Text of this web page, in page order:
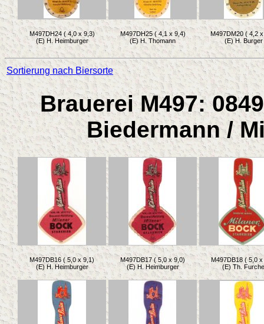
M497DH24 ( 4,0 x 9,3)
(E) H. Heimburger
M497DH25 ( 4,1 x 9,4)
(E) H. Thomann
M497DM20 ( 4,2
(E) H. Burger
Sortierung nach Biersorte
Brauerei M497:
Biedermann /
M497DB16 ( 5,0 x 9,1)
(E) H. Heimburger
M497DB17 ( 5,0 x 9,0)
(E) H. Heimburger
M497DB18 ( 5,0
(E) Th. Furche